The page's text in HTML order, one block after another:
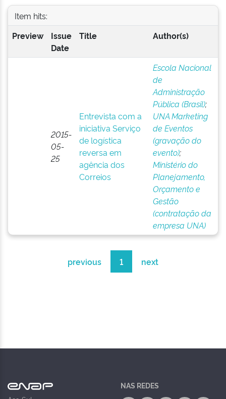
Item hits:
Preview
Issue
Date
Title Author(s)
2015-
05-
25
Entrevista com a
iniciativa Serviço
de logística
reversa em
agência dos
Correios
Escola Nacional
de
Administração
Pública (Brasil);
UNA Marketing
de Eventos
(gravação do
evento);
Ministério do
Planejamento,
Orçamento e
Gestão
(contratação da
empresa UNA)
previous 1 next
NAS REDES